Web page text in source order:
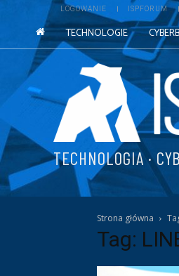
LOGOWANIE ISPFORUM
TECHNOLOGIE
TECHNOLOGIA ·
Strona główna
Tag: